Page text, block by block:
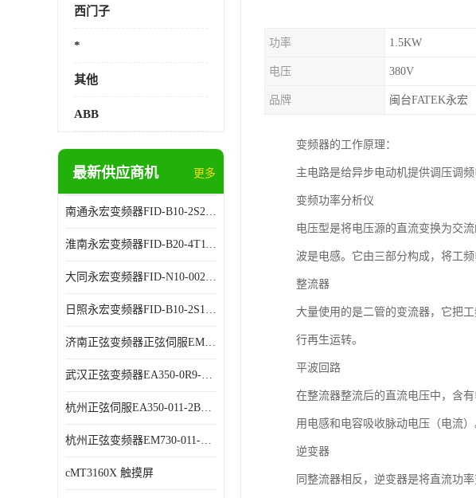
西门子
*
其他
ABB
最新供应商机 更多
南通永宏变频器FID-B10-2S2.2G 厂家销售
淮南永宏变频器FID-B20-4T11G 厂家销售
大同永宏变频器FID-N10-002243 厂家销售
日照永宏变频器FID-B10-2S1.5G 代理商销售
济南正弦变频器正弦伺服EM730-315-3代理商 变频器 代理商销售
武汉正弦变频器EA350-0R9-1B代理商 变频器 代理商销售
杭州正弦伺服EA350-011-2B代理商 变频器 代理商销售
杭州正弦变频器EM730-011-3B代理商 变频器 代理商销售
cMT3160X 触摸屏
功率 1.5KW
电压 380V
品牌 闽台FATEK永宏
变频器的工作原理：
主电路是给异步电动机提供调压调
变频功率分析仪
电压型是将电压源的直流变换为交
波是电感。它由三部分构成，将工
整流器
大量使用的是二管的变流器，它把
行再生运转。
平波回路
在整流器整流后的直流电压中，含
用电感和电容吸收脉动电压（电流
逆变器
同整流器相反，逆变器是将直流功